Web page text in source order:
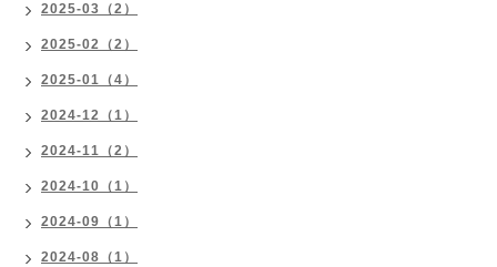
2025-03（2）
2025-02（2）
2025-01（4）
2024-12（1）
2024-11（2）
2024-10（1）
2024-09（1）
2024-08（1）